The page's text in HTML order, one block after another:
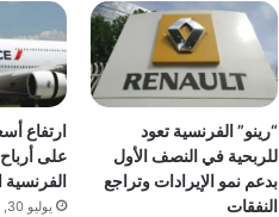
“رينو” الفرنسية تعود
للربحية في النصف الأول
بدعم نمو الإيرادات وتراجع
النفقات
ارتفاع
على
الفرنسية
يوليو 30, 2026